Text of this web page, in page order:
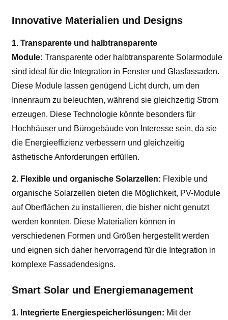
Innovative Materialien und Designs
1. Transparente und halbtransparente
Module: Transparente oder halbtransparente Solarmodule
sind ideal für die Integration in Fenster und Glasfassaden.
Diese Module lassen genügend Licht durch, um den
Innenraum zu beleuchten, während sie gleichzeitig Strom
erzeugen. Diese Technologie könnte besonders für
Hochhäuser und Bürogebäude von Interesse sein, da sie
die Energieeffizienz verbessern und gleichzeitig
ästhetische Anforderungen erfüllen.
2. Flexible und organische Solarzellen: Flexible und
organische Solarzellen bieten die Möglichkeit, PV-Module
auf Oberflächen zu installieren, die bisher nicht genutzt
werden konnten. Diese Materialien können in
verschiedenen Formen und Größen hergestellt werden
und eignen sich daher hervorragend für die Integration in
komplexe Fassadendesigns.
Smart Solar und Energiemanagement
1. Integrierte Energiespeicherlösungen: Mit der